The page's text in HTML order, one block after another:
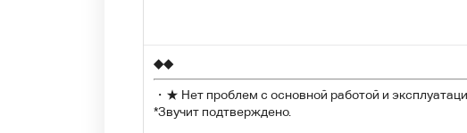
◆◆
・★ Нет проблем с основной работой и
*Звучит подтверждено.